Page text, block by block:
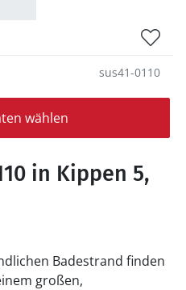
sus41-0110
wählen
in Kippen 5,
Badestrand finden
großen,